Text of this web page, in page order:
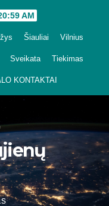
AM
Šiauliai Vilnius
Sveikata Tiekimas
KONTAKTAI